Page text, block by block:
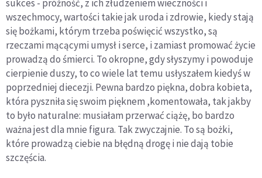
sukces - próżność, z ich złudzeniem wieczności i
wszechmocy, wartości takie jak uroda i zdrowie, kiedy stają
się bożkami, którym trzeba poświęcić wszystko, są
rzeczami mącącymi umysł i serce, i zamiast promować życie
prowadzą do śmierci. To okropne, gdy słyszymy i powoduje
cierpienie duszy, to co wiele lat temu usłyszałem kiedyś w
poprzedniej diecezji. Pewna bardzo piękna, dobra kobieta,
która pyszniła się swoim pięknem ,komentowała, tak jakby
to było naturalne: musiałam przerwać ciążę, bo bardzo
ważna jest dla mnie figura. Tak zwyczajnie. To są bożki,
które prowadzą ciebie na błędną drogę i nie dają tobie
szczęścia.